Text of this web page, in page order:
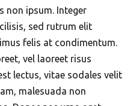
non ipsum. Integer
sed rutrum elit
felis at condimentum.
vel laoreet risus
lectus, vitae sodales velit
malesuada non